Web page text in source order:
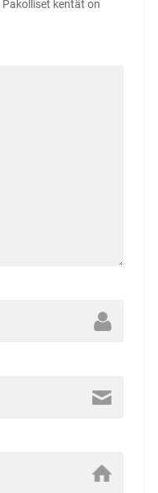
Pakolliset kentät on